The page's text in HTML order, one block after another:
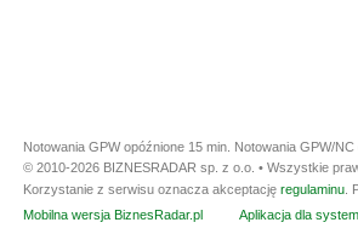
Notowania GPW opóźnione 15 min. Notowania GPW/
© 2010-2026 BIZNESRADAR sp. z o.o. • Wszystkie
Korzystanie z serwisu oznacza akceptację regulaminu .
Mobilna wersja BiznesRadar.pl
Aplikacja dla